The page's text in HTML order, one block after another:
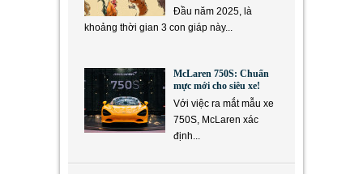
Đầu năm 2025, là
khoảng thời gian 3 con giáp này...
McLaren 750S: Chuẩn
mực mới cho siêu xe!
Với việc ra mắt mẫu xe
750S, McLaren xác
định...